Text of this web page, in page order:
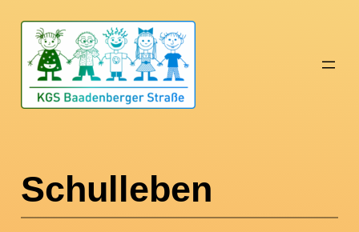
Zum
Inhalt
springen
Schulleben